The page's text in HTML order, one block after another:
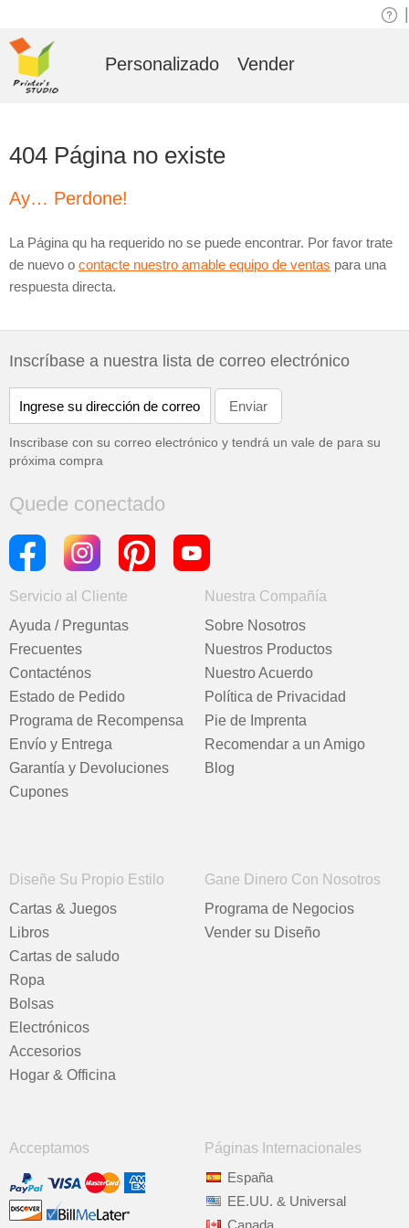
404 Página no existe
Ay… Perdone!
La Página qu ha requerido no se puede encontrar. Por favor trate
de nuevo o contacte nuestro amable equipo de ventas para una
respuesta directa.
Inscríbase a nuestra lista de correo electrónico
Inscribase con su correo electrónico y tendrá un vale de para su
próxima compra
Quede conectado
Servicio al Cliente
Ayuda / Preguntas
Frecuentes
Contacténos
Estado de Pedido
Programa de Recompensa
Envío y Entrega
Garantía y Devoluciones
Cupones
Nuestra Compañía
Sobre Nosotros
Nuestros Productos
Nuestro Acuerdo
Política de Privacidad
Pie de Imprenta
Recomendar a un Amigo
Blog
Diseñe Su Propio Estilo
Cartas & Juegos
Libros
Cartas de saludo
Ropa
Bolsas
Electrónicos
Accesorios
Hogar & Officina
Gane Dinero Con Nosotros
Programa de Negocios
Vender su Diseño
Acceptamos
Páginas Internacionales
España
EE.UU. & Universal
Canada
Personalizado Vender